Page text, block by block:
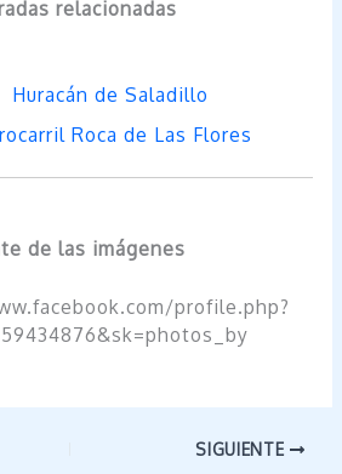
relacionadas
Huracán de Saladillo
Roca de Las Flores
de las imágenes
profile.php?
SIGUIENTE